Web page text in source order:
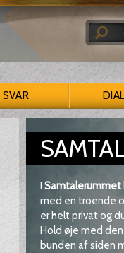
SVAR
I Samtalerummet
med en troende
er helt privat og
Hold øje med
bunden af siden